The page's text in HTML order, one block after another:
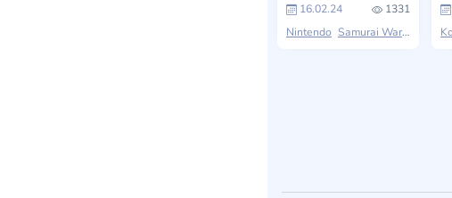
16.02.24
1331
Nintendo Samurai Warriors